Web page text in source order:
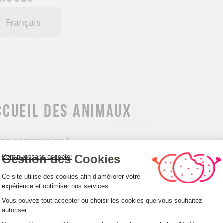
Français
des animaux
communiqué
Continuer sans accepter
Gestion des Cookies
Plateforme de Gestion du
Ce site utilise des cookies afin d’améliorer votre
expérience et optimiser nos services.
Vous pouvez tout accepter ou choisir les cookies que vous souhaitez
autoriser.